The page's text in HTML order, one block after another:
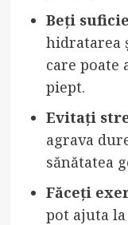
Beți
hidratarea
care poate
piept.
Evitați
agrava
sănătatea
Făceți
pot ajuta